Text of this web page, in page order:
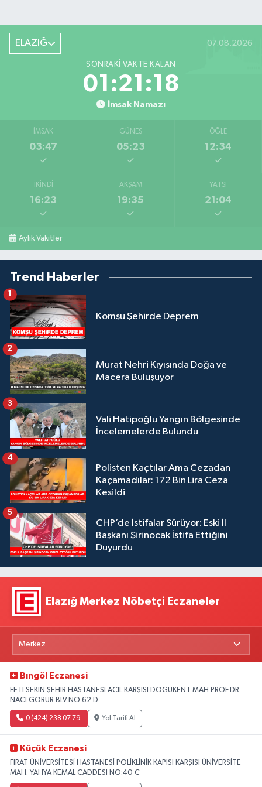
ELAZIĞ 07.08.2026
SONRAKI VAKTE KALAN
01:21:17
İmsak Namazı
İMSAK
03:47
GÜNEŞ
05:23
ÖĞLE
12:34
İKINDI
16:23
AKŞAM
19:35
YATSI
21:04
Aylık Vakitler
Trend Haberler
Komşu Şehirde Deprem
1
Murat Nehri Kıyısında Doğa ve
Macera Buluşuyor
2
Vali Hatipoğlu Yangın Bölgesinde
İncelemelerde Bulundu
3
Polisten Kaçtılar Ama Cezadan
Kaçamadılar: 172 Bin Lira Ceza
Kesildi
4
CHP’de İstifalar Sürüyor: Eski İl
Başkanı Şirinocak İstifa Ettiğini
Duyurdu
5
Elazığ Merkez Nöbetçi Eczaneler
Bıngöl Eczanesi
FETİ SEKİN ŞEHİR HASTANESİ ACİL KARŞISI DOĞUKENT MAH.PROF.DR.
NACİ GÖRÜR BLV.NO:62 D
0 (424) 238 07 79 Yol Tarifi Al
Küçük Eczanesi
FIRAT ÜNİVERSİTESİ HASTANESİ POLİKLİNİK KAPISI KARŞISI ÜNİVERSİTE
MAH. YAHYA KEMAL CADDESI NO:40 C